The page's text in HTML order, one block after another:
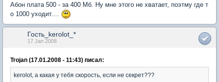
Абон плата 500 - за 400 Мб. Ну мне этого не хватает, поэтму где т
о 1000 уходит....
Гость_kerolot_*
17 Jan 2008
Trojan (17.01.2008 - 11:43) писал:
kerolot, а какая у тебя скорость, если не секрет???